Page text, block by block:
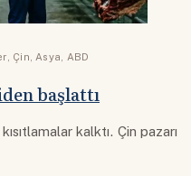
Çin Asya ABD
başlattı
kalktı. Çin pazarı